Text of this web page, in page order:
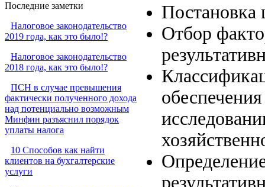
Последние заметки
Налоговое законодательство
2019 года, как это было!?
Налоговое законодательство
2018 года, как это было!?
ПСН в случае превышения
фактически полученного дохода
над потенциально возможным
Минфин разъяснил порядок
уплаты налога
10 Способов как найти
клиентов на бухгалтерские
услуги
Постановка
Отбор